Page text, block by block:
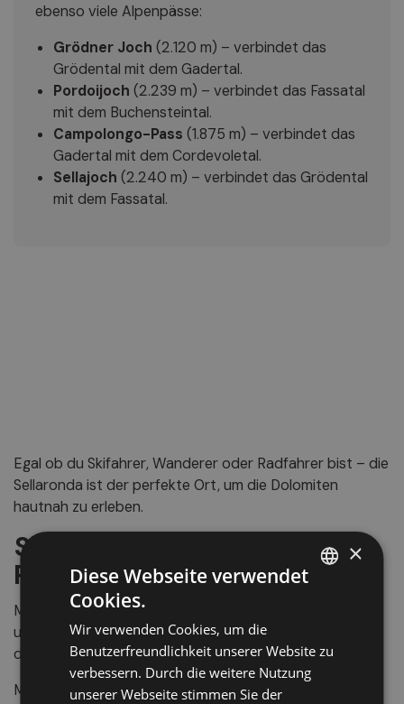
ebenso viele Alpenpässe:
Grödner Joch (2.120 m) – verbindet das
Grödental mit dem Gadertal.
Pordoijoch (2.239 m) – verbindet das Fassatal
mit dem Buchensteintal.
Campolongo-Pass (1.875 m) – verbindet das
Gadertal mit dem Cordevoletal.
Sellajoch (2.240 m) – verbindet das Grödental
mit dem Fassatal.
Egal ob du Skifahrer, Wanderer oder Radfahrer bist – die
Sellaronda ist der perfekte Ort, um die Dolomiten
hautnah zu erleben.
Sellaronda Ein
Paradies für Skifans
Mit ihren40 perfekt vernetzten Pistenkilometern
und modernen Aufstiegsanlagen zählt die Sellaronda zu
den faszinierendsten Skierlebnissen Europas.
Man kann zwischen zwei Richtungen wählen:
×
Diese Webseite verwendet
Cookies.
Wir verwenden Cookies, um die
Benutzerfreundlichkeit unserer Website zu
verbessern. Durch die weitere Nutzung
unserer Webseite stimmen Sie der